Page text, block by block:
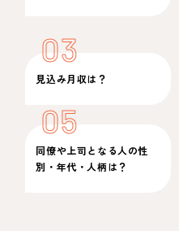
03
見込み月収は？
05
同僚や上司となる人の性
別・年代・人柄は？